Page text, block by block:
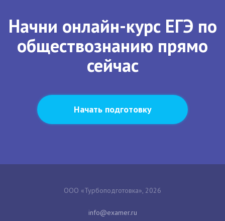
Начни онлайн-курс ЕГЭ по
обществознанию прямо
сейчас
Начать подготовку
ООО «Турбоподготовка», 2026